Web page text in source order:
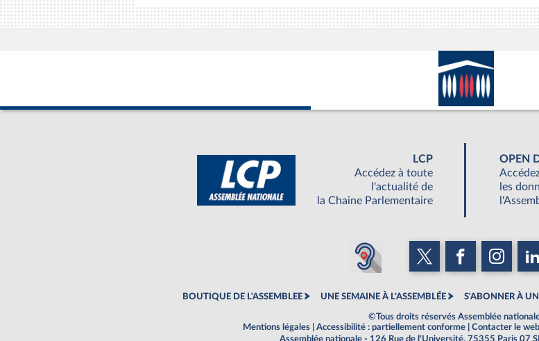
LCP
Accédez à toute
l'actualité de
la Chaine Parlementaire
OPEN
les
BOUTIQUE DE L'ASSEMBLEE UNE SEMAINE À L'ASSEMBLÉE S'ABONNER À UN
©Tous droits réservés Assemblée
Mentions légales
Accessibilité : partiellement conforme Contacter le
Assemblée nationale - 126 Rue de l'Université, 75355 Paris 07